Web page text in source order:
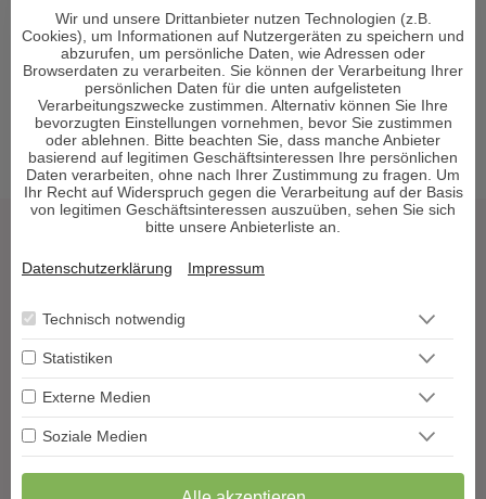
Astrologische Beratung am Telefon
Tarotkarten Bedeutung
Reguläre Webseite
Hellsehen & Wahrsagen
Medium & Channeling
Liebe & Partnerschaft
Berater werden
Wir und unsere Drittanbieter nutzen Technologien (z.B.
Cookies), um Informationen auf Nutzergeräten zu speichern und
abzurufen, um persönliche Daten, wie Adressen oder
Browserdaten zu verarbeiten. Sie können der Verarbeitung Ihrer
persönlichen Daten für die unten aufgelisteten
Verarbeitungszwecke zustimmen. Alternativ können Sie Ihre
bevorzugten Einstellungen vornehmen, bevor Sie zustimmen
oder ablehnen. Bitte beachten Sie, dass manche Anbieter
basierend auf legitimen Geschäftsinteressen Ihre persönlichen
Daten verarbeiten, ohne nach Ihrer Zustimmung zu fragen. Um
Ihr Recht auf Widerspruch gegen die Verarbeitung auf der Basis
von legitimen Geschäftsinteressen auszuüben, sehen Sie sich
bitte unsere Anbieterliste an.
Datenschutzerklärung Impressum
Technisch notwendig
Statistiken
Externe Medien
Soziale Medien